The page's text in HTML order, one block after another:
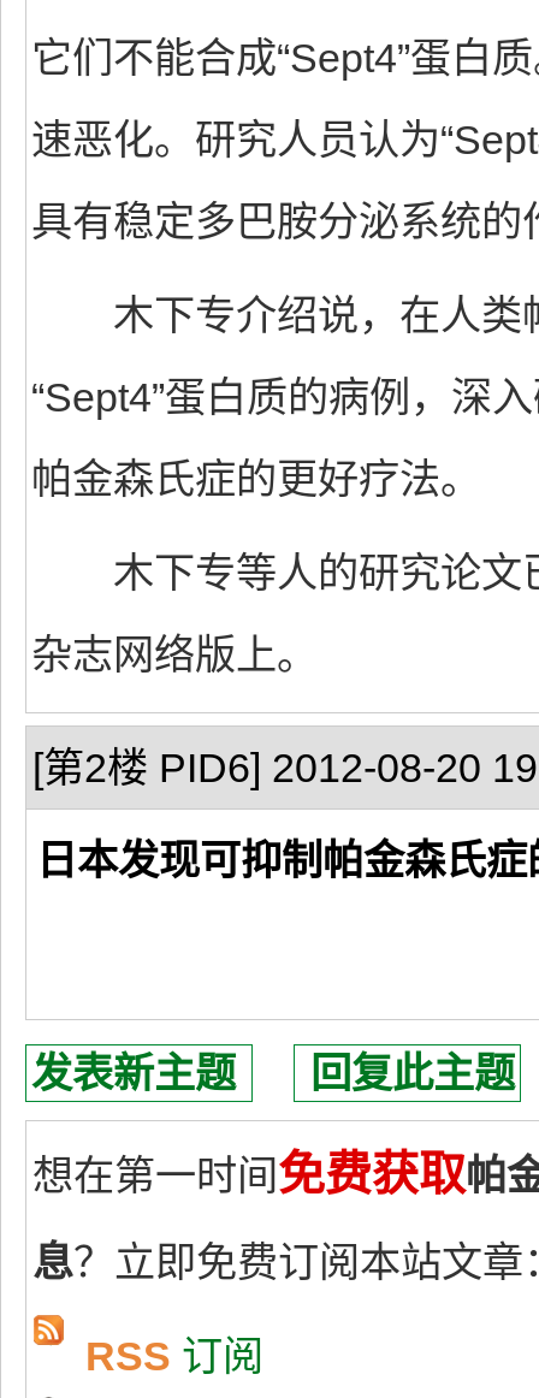
它们不能合成“Sept4”蛋白
速恶化。研究人员认为
具有稳定多巴胺分泌系统的
木下专介绍说，在人类
“Sept4”蛋白质的病例，深
帕金森氏症的更好疗法。
木下专等人的研究论文
杂志网络版上。
[第2楼 PID6] 2012-08-20
日本发现可抑制帕金森氏
发表新主题 回复此主题
想在第一时间免费获取帕
息？立即免费订阅本站文章
RSS 订阅